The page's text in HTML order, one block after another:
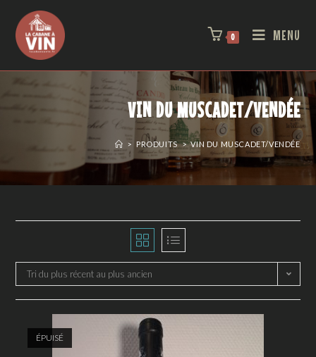
0 MENU
VIN DU MUSCADET/VENDÉE
> PRODUITS > VIN DU MUSCADET/VENDÉE
Tri du plus récent au plus ancien
ÉPUISÉ